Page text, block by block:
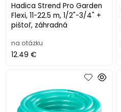
Hadica Strend Pro Garden
Flexi, 11-22.5 m, 1/2"-3/4" +
pištoľ, záhradná
na otázku
12.49 €